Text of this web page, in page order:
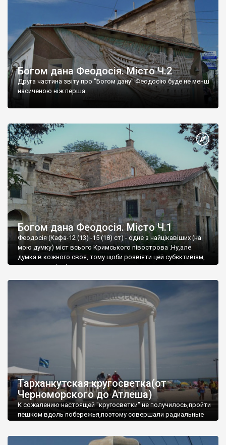
Богом дана Феодосія. Місто Ч.2
Друга частина звіту про "Богом дану" Феодосію буде не менш
насиченою ніж перша.
Богом дана Феодосія. Місто Ч.1
Феодосія (Кафа-12 (13) -15 (18) ст) - одне з найцікавіших (на
мою думку) міст всього Кримського півострова .Ну,але
думка в кожного своя, тому щоби розвіяти цей субєктивізм,
запрошую відвідати це
Тарханкутская кругосветка(от
Черноморского до Атлеша)
К сожалению настоящей "кругосветки" не получилось,пройти
пешком вдоль побережья,поэтому совершали радиальные